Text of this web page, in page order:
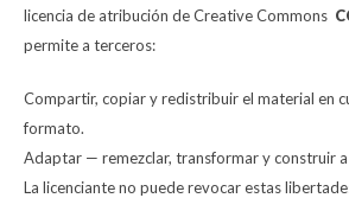
licencia de atribución de Creative Commons
permite a terceros:
Compartir, copiar y redistribuir el material en
formato.
Adaptar — remezclar, transformar y construir
La licenciante no puede revocar estas